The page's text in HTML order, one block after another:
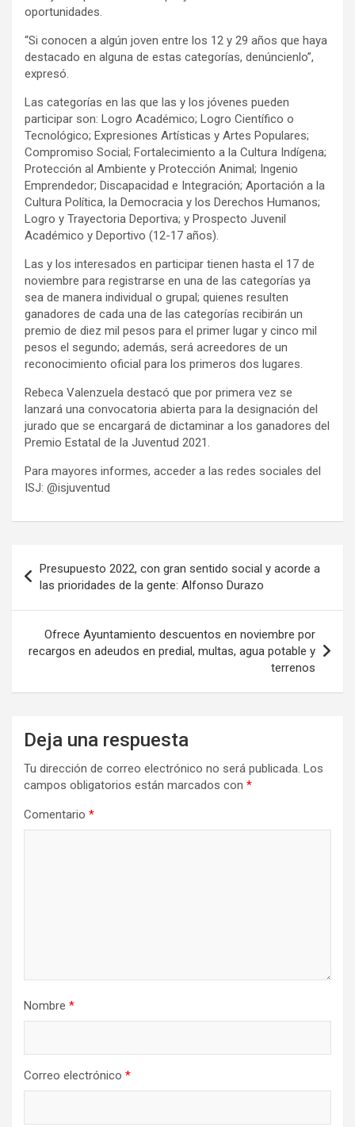
oportunidades.
“Si conocen a algún joven entre los 12 y 29 años que haya
destacado en alguna de estas categorías, denúncienlo”,
expresó.
Las categorías en las que las y los jóvenes pueden
participar son: Logro Académico; Logro Científico o
Tecnológico; Expresiones Artísticas y Artes Populares;
Compromiso Social; Fortalecimiento a la Cultura Indígena;
Protección al Ambiente y Protección Animal; Ingenio
Emprendedor; Discapacidad e Integración; Aportación a la
Cultura Política, la Democracia y los Derechos Humanos;
Logro y Trayectoria Deportiva; y Prospecto Juvenil
Académico y Deportivo (12-17 años).
Las y los interesados en participar tienen hasta el 17 de
noviembre para registrarse en una de las categorías ya
sea de manera individual o grupal; quienes resulten
ganadores de cada una de las categorías recibirán un
premio de diez mil pesos para el primer lugar y cinco mil
pesos el segundo; además, será acreedores de un
reconocimiento oficial para los primeros dos lugares.
Rebeca Valenzuela destacó que por primera vez se
lanzará una convocatoria abierta para la designación del
jurado que se encargará de dictaminar a los ganadores del
Premio Estatal de la Juventud 2021.
Para mayores informes, acceder a las redes sociales del
ISJ: @isjuventud
de
entradas
Presupuesto 2022, con gran sentido social y acorde a
las prioridades de la gente: Alfonso Durazo
Ofrece Ayuntamiento descuentos en noviembre por
recargos en adeudos en predial, multas, agua potable y
terrenos
Deja una respuesta
Tu dirección de correo electrónico no será publicada. Los
campos obligatorios están marcados con *
Comentario *
Nombre *
Correo electrónico *